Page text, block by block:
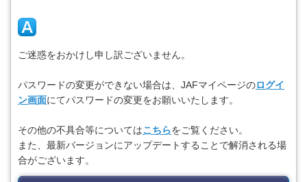
ご迷惑をおかけし申し訳ございません。
パスワードの変更ができない場合は、JAFマイページのログイ
ン画面にてパスワードの変更をお願いいたします。
その他の不具合等についてはこちらをご覧ください。
また、最新バージョンにアップデートすることで解消される場
合がございます。